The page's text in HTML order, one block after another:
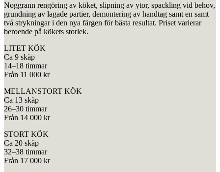
Noggrann rengöring av köket, slipning av ytor, spackling vid behov,
grundning av lagade partier, demontering av handtag samt en samt
två strykningar i den nya färgen för bästa resultat. Priset varierar
beroende på kökets storlek.
LITET KÖK
Ca 9 skåp
14–18 timmar
Från 11 000 kr
MELLANSTORT KÖK
Ca 13 skåp
26–30 timmar
Från 14 000 kr
STORT KÖK
Ca 20 skåp
32–38 timmar
Från 17 000 kr